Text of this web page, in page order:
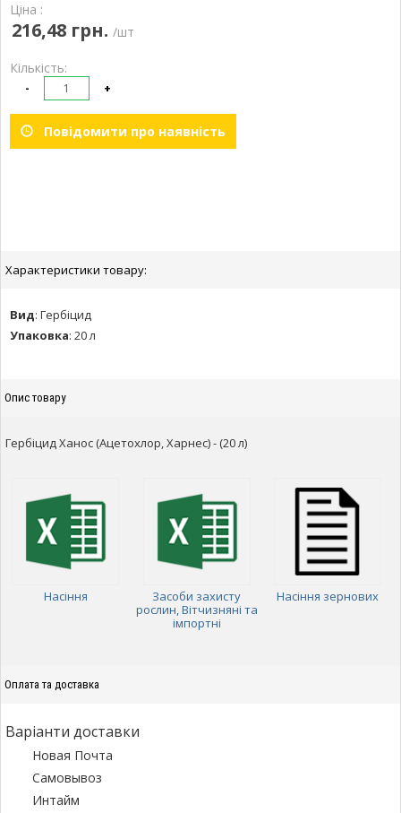
Ціна :
216,48 грн. /шт
Кількість:
- +
Повідомити про наявність
Характеристики товару:
Вид: Гербіцид
Упаковка: 20 л
Опис товару
Гербіцид Ханос (Ацетохлор, Харнес) - (20 л)
Насіння
Засоби захисту
рослин, Вітчизняні та
імпортні
Насіння зернових
Оплата та доставка
Варіанти доставки
Новая Почта
Самовывоз
Интайм